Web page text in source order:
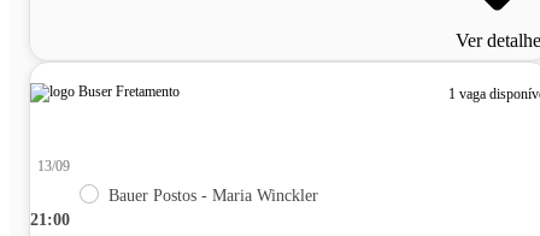
Ver
1 vaga
21:00
13/09
Bauer Postos - Maria Winckler